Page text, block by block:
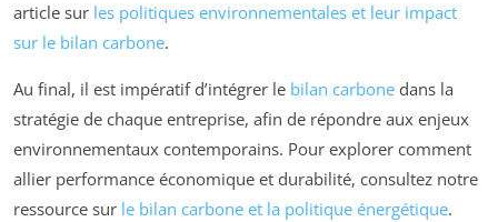
article sur les politiques environnementales et leur impact
sur le bilan carbone.
Au final, il est impératif d’intégrer le bilan carbone dans la
stratégie de chaque entreprise, afin de répondre aux enjeux
environnementaux contemporains. Pour explorer comment
allier performance économique et durabilité, consultez notre
ressource sur le bilan carbone et la politique énergétique.